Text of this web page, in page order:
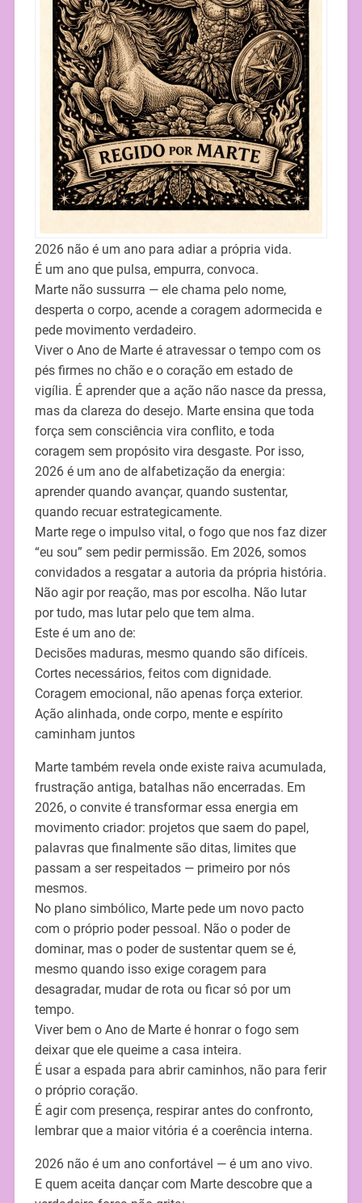
2026 não é um ano para adiar a própria vida.
É um ano que pulsa, empurra, convoca.
Marte não sussurra — ele chama pelo nome,
desperta o corpo, acende a coragem adormecida e
pede movimento verdadeiro.
Viver o Ano de Marte é atravessar o tempo com os
pés firmes no chão e o coração em estado de
vigília. É aprender que a ação não nasce da pressa,
mas da clareza do desejo. Marte ensina que toda
força sem consciência vira conflito, e toda
coragem sem propósito vira desgaste. Por isso,
2026 é um ano de alfabetização da energia:
aprender quando avançar, quando sustentar,
quando recuar estrategicamente.
Marte rege o impulso vital, o fogo que nos faz dizer
“eu sou” sem pedir permissão. Em 2026, somos
convidados a resgatar a autoria da própria história.
Não agir por reação, mas por escolha. Não lutar
por tudo, mas lutar pelo que tem alma.
Este é um ano de:
Decisões maduras, mesmo quando são difíceis.
Cortes necessários, feitos com dignidade.
Coragem emocional, não apenas força exterior.
Ação alinhada, onde corpo, mente e espírito
caminham juntos
Marte também revela onde existe raiva acumulada,
frustração antiga, batalhas não encerradas. Em
2026, o convite é transformar essa energia em
movimento criador: projetos que saem do papel,
palavras que finalmente são ditas, limites que
passam a ser respeitados — primeiro por nós
mesmos.
No plano simbólico, Marte pede um novo pacto
com o próprio poder pessoal. Não o poder de
dominar, mas o poder de sustentar quem se é,
mesmo quando isso exige coragem para
desagradar, mudar de rota ou ficar só por um
tempo.
Viver bem o Ano de Marte é honrar o fogo sem
deixar que ele queime a casa inteira.
É usar a espada para abrir caminhos, não para ferir
o próprio coração.
É agir com presença, respirar antes do confronto,
lembrar que a maior vitória é a coerência interna.
2026 não é um ano confortável — é um ano vivo.
E quem aceita dançar com Marte descobre que a